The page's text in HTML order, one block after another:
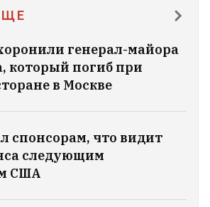
генерал-майора
который погиб при
в Москве
спонсорам, что видит
следующим
США
ФСБ «тупым,
А после
это он о себе
рождения для дорогой
мечтает о внуках: как
Анжелика Агурбаш